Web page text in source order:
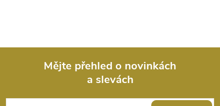
v
Mějte přehled o novinkách
a slevách